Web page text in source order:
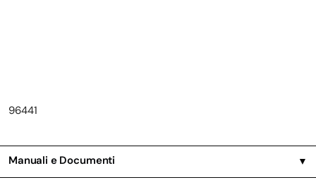
96441
Manuali e Documenti ▼